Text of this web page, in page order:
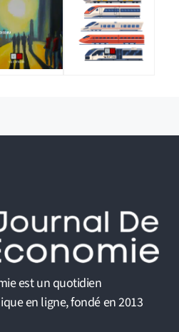
est un quotidien
en ligne, fondé en 2013